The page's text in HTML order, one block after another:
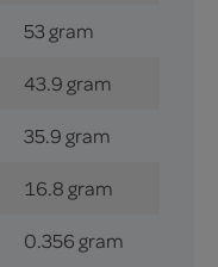
53 gram
43.9 gram
35.9 gram
16.8 gram
0.356 gram